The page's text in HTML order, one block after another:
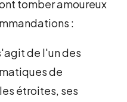
tomber amoureux
:
de l'un des
de
étroites, ses